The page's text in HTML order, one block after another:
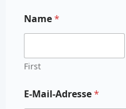
Name*
First
E-Mail-Adresse*